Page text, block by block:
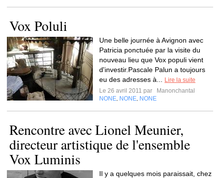
Vox Poluli
Une belle journée à Avignon avec
Patricia ponctuée par la visite du
nouveau lieu que Vox populi vient
d'investir.Pascale Palun a toujours
eu des adresses à...
Lire la suite
Le 26 avril 2011 par
Manonchantal
NONE NONE NONE
Rencontre avec Lionel Meunier,
directeur artistique de l'ensemble
Vox Luminis
Il y a quelques mois paraissait, chez